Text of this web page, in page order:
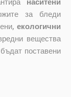
за бледи
екологични
вещества
поставени